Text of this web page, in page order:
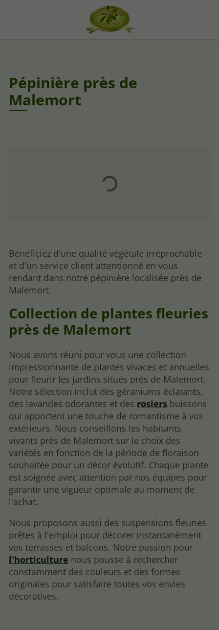
Pépinière près de
Malemort
Bénéficiez d'une qualité végétale irréprochable
et d'un service client attentionné en vous
rendant dans notre pépinière localisée près de
Malemort.
Collection de plantes fleuries
près de Malemort
Nous avons réuni pour vous une collection
impressionnante de plantes vivaces et annuelles
pour fleurir les jardins situés près de Malemort.
Notre sélection inclut des géraniums éclatants,
des lavandes odorantes et des rosiers buissons
qui apportent une touche de romantisme à vos
extérieurs. Nous conseillons les habitants
vivants près de Malemort sur le choix des
variétés en fonction de la période de floraison
souhaitée pour un décor évolutif. Chaque plante
est soignée avec attention par nos équipes pour
garantir une vigueur optimale au moment de
l'achat.
Nous proposons aussi des suspensions fleuries
prêtes à l'emploi pour décorer instantanément
vos terrasses et balcons. Notre passion pour
l'horticulture nous pousse à rechercher
constamment des couleurs et des formes
originales pour satisfaire toutes vos envies
décoratives.